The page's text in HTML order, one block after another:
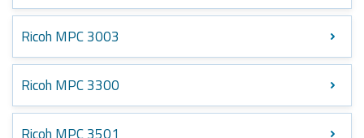
Ricoh MPC 3003
Ricoh MPC 3300